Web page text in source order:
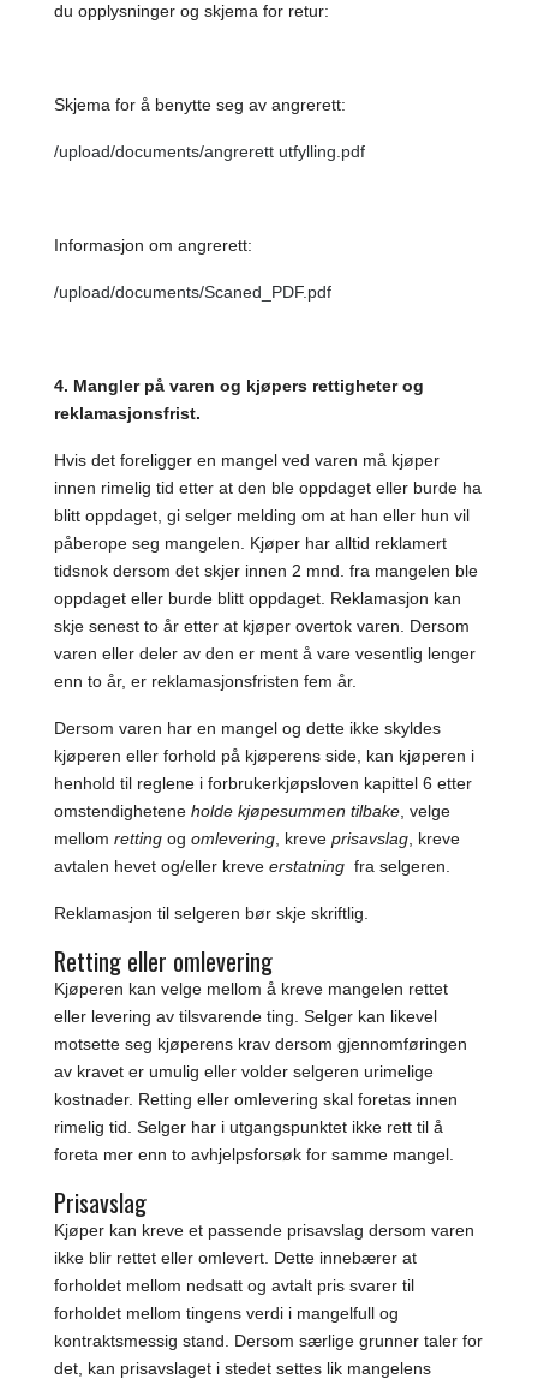
du opplysninger og skjema for retur:
Skjema for å benytte seg av angrerett:
/upload/documents/angrerett utfylling.pdf
Informasjon om angrerett:
/upload/documents/Scaned_PDF.pdf
4. Mangler på varen og kjøpers rettigheter og
reklamasjonsfrist.
Hvis det foreligger en mangel ved varen må kjøper
innen rimelig tid etter at den ble oppdaget eller burde ha
blitt oppdaget, gi selger melding om at han eller hun vil
påberope seg mangelen. Kjøper har alltid reklamert
tidsnok dersom det skjer innen 2 mnd. fra mangelen ble
oppdaget eller burde blitt oppdaget. Reklamasjon kan
skje senest to år etter at kjøper overtok varen. Dersom
varen eller deler av den er ment å vare vesentlig lenger
enn to år, er reklamasjonsfristen fem år.
Dersom varen har en mangel og dette ikke skyldes
kjøperen eller forhold på kjøperens side, kan kjøperen i
henhold til reglene i forbrukerkjøpsloven kapittel 6 etter
omstendighetene holde kjøpesummen tilbake , velge
mellom retting og omlevering , kreve prisavslag , kreve
avtalen hevet og/eller kreve erstatning fra selgeren.
Reklamasjon til selgeren bør skje skriftlig.
Retting eller omlevering
Kjøperen kan velge mellom å kreve mangelen rettet
eller levering av tilsvarende ting. Selger kan likevel
motsette seg kjøperens krav dersom gjennomføringen
av kravet er umulig eller volder selgeren urimelige
kostnader. Retting eller omlevering skal foretas innen
rimelig tid. Selger har i utgangspunktet ikke rett til å
foreta mer enn to avhjelpsforsøk for samme mangel.
Prisavslag
Kjøper kan kreve et passende prisavslag dersom varen
ikke blir rettet eller omlevert. Dette innebærer at
forholdet mellom nedsatt og avtalt pris svarer til
forholdet mellom tingens verdi i mangelfull og
kontraktsmessig stand. Dersom særlige grunner taler for
det, kan prisavslaget i stedet settes lik mangelens